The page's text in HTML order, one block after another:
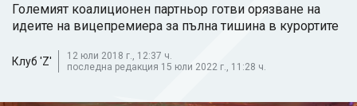
Големият коалиционен партньор готви орязване на
идеите на вицепремиера за пълна тишина в курортите
Клуб 'Z'
12 юли 2018 г., 12:37 ч.
последна редакция 15 юли 2022 г., 11:28 ч.